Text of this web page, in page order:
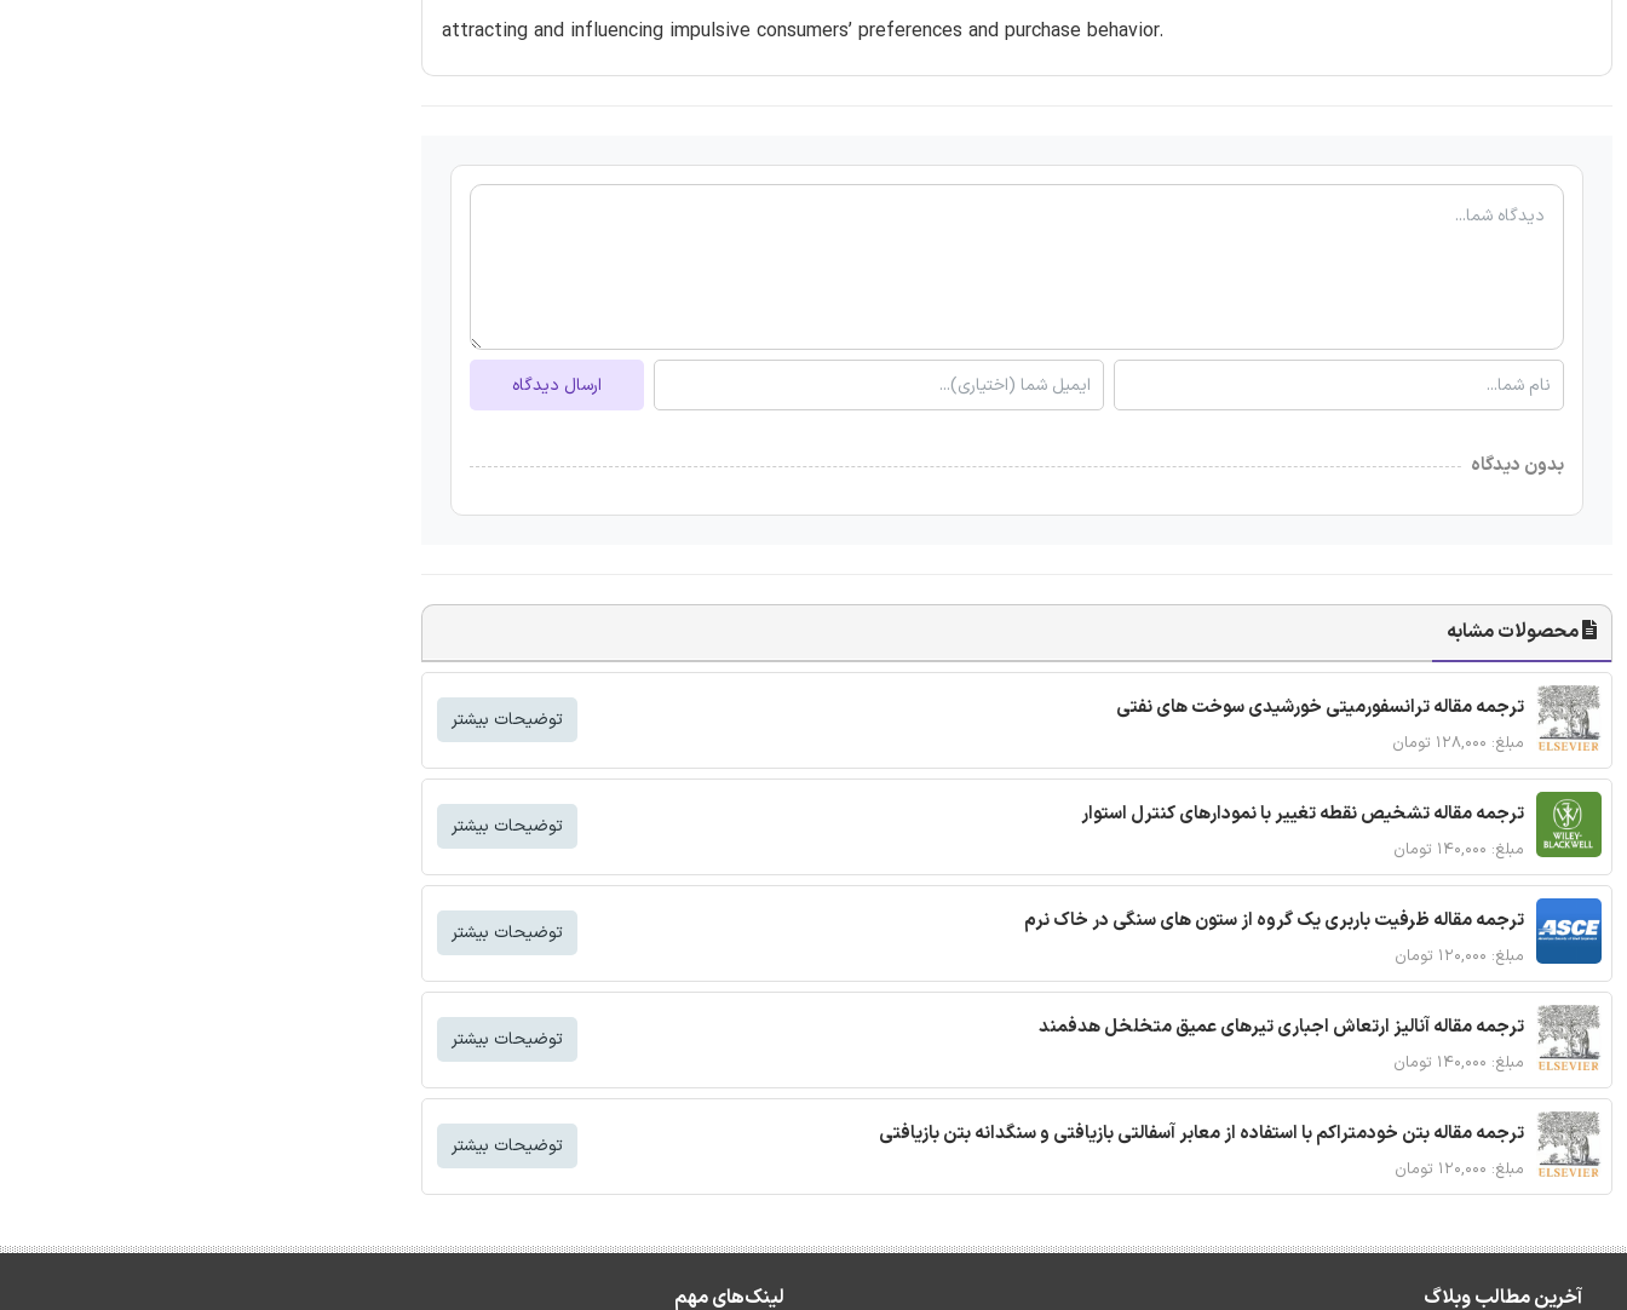
attracting and influencing impulsive consumers’ preferences and purchase behavior.
ارسال دیدگاه
بدون دیدگاه
محصولات مشابه
ترجمه مقاله ترانسفورمیتی خورشیدی سوخت های نفتی
مبلغ: ۱۲۸,۰۰۰ تومان
توضیحات بیشتر
ترجمه مقاله تشخیص نقطه تغییر با نمودارهای کنترل استوار
مبلغ: ۱۴۰,۰۰۰ تومان
توضیحات بیشتر
ترجمه مقاله ظرفیت باربری یک گروه از ستون های سنگی در خاک نرم
مبلغ: ۱۲۰,۰۰۰ تومان
توضیحات بیشتر
ترجمه مقاله آنالیز ارتعاش اجباری تیرهای عمیق متخلخل هدفمند
مبلغ: ۱۴۰,۰۰۰ تومان
توضیحات بیشتر
ترجمه مقاله بتن خودمتراکم با استفاده از معابر آسفالتی بازیافتی و سنگدانه بتن بازیافتی
مبلغ: ۱۲۰,۰۰۰ تومان
توضیحات بیشتر
آخرین مطالب وبلاگ لینک‌های مهم